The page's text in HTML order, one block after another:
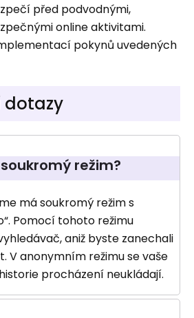
před podvodnými,
online aktivitami.
pokynů uvedených
dotazy
režim?
má soukromý režim s
Pomocí tohoto režimu
aniž byste zanechali
V anonymním režimu se vaše
procházení neukládají.